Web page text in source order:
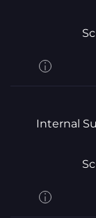
Internal